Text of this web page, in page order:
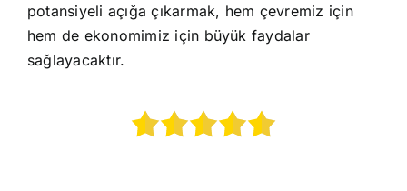
potansiyeli açığa çıkarmak, hem çevremiz için
hem de ekonomimiz için büyük faydalar
sağlayacaktır.